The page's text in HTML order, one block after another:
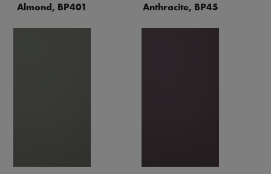
Almond, BP401 Anthracite, BP45